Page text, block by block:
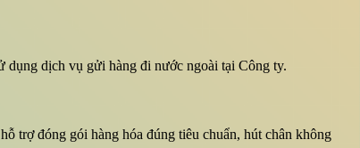
dụng dịch vụ gửi hàng đi nước ngoài tại Công ty.
trợ đóng gói hàng hóa đúng tiêu chuẩn, hút chân không